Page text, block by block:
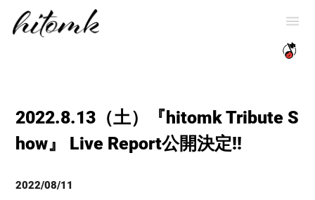
2022.8.13（土）『hitomk Tribute S
how』 Live Report公開決定!!
2022/08/11